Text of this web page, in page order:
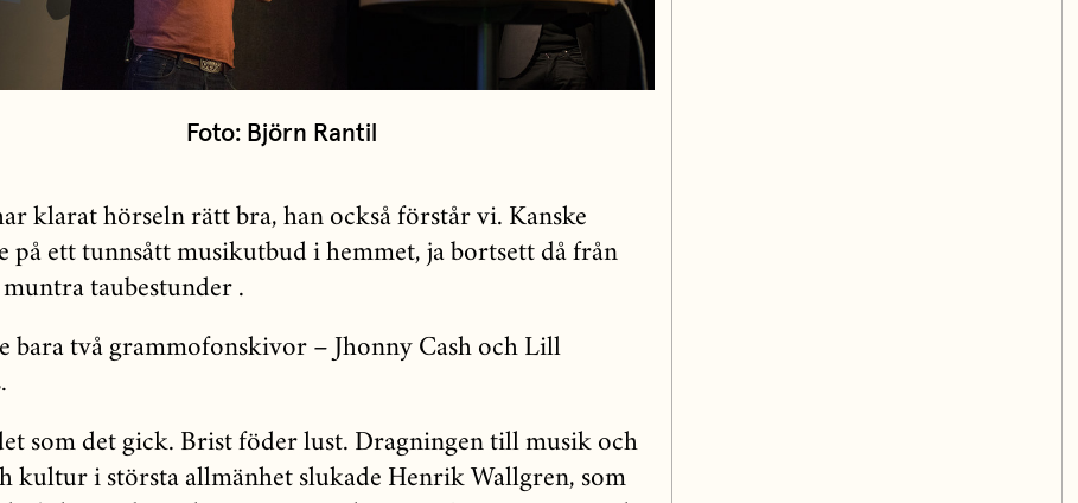
Foto: Björn Rantil
klarat hörseln rätt bra, han också förstår vi. Kanske
på ett tunnsått musikutbud i hemmet, ja bortsett då från
muntra taubestunder .
bara två grammofonskivor ­– Jhonny Cash och Lill
som det gick. Brist föder lust. Dragningen till musik och
kultur i största allmänhet slukade Henrik Wallgren, som